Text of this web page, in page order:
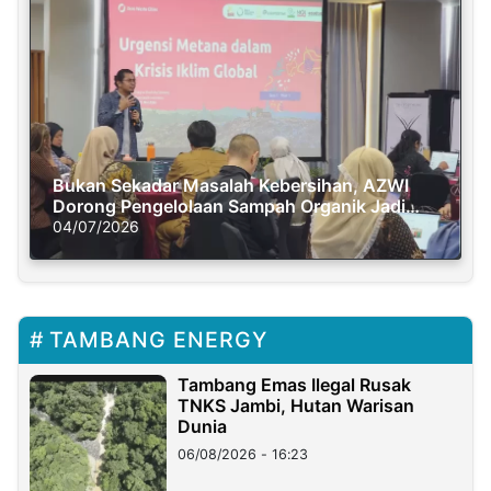
Bukan Sekadar Masalah Kebersihan, AZWI
Dorong Pengelolaan Sampah Organik Jadi
Solusi Krisis Iklim
04/07/2026
TAMBANG ENERGY
Tambang Emas Ilegal Rusak
TNKS Jambi, Hutan Warisan
Dunia
06/08/2026 - 16:23